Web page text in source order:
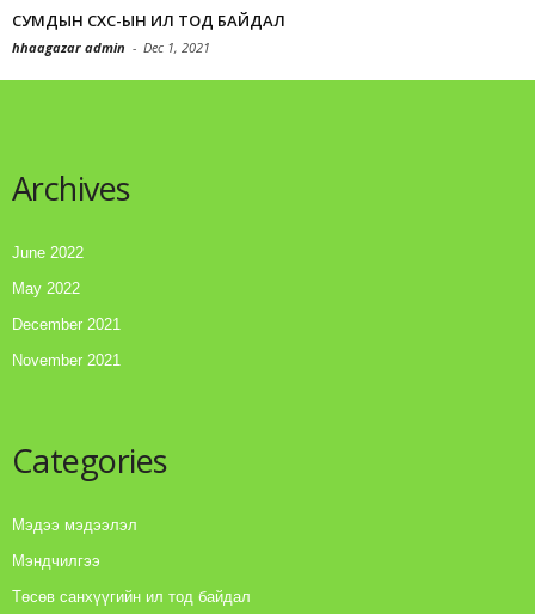
СУМДЫН СХС-ЫН ИЛ ТОД БАЙДАЛ
hhaagazar admin - Dec 1, 2021
Archives
June 2022
May 2022
December 2021
November 2021
Categories
Мэдээ мэдээлэл
Мэндчилгээ
Төсөв санхүүгийн ил тод байдал